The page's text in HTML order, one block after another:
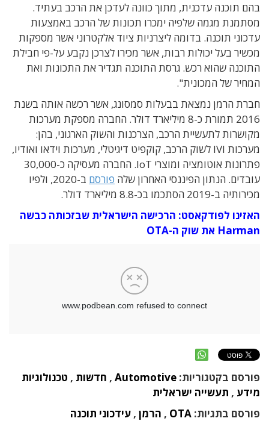
בהם תוכנה עדכנית, מתוך כוונה לעדכן את הרכב בעתיד.
מסתמנת מגמה שלפיה ימכרו תכונות של הרכב באמצעות
עדכוני תוכנה. בדומה ליצרניות ציוד אלקטרוני אשר מספקות
מכשיר בעל יכולות רבות, אשר מכירו לצרכן נקבע על-פי חבילת
התוכנה שהוא רכש. גרסת התוכנה תגדיר את התכונות ואת
המחיר של המכונית".
חברת הרמן נמצאת בבעלות סמסונג, אשר רכשה אותה בשנת
2016 תמורת כ-8 מיליארד דולר. החברה מספקת מערכות
מקושרות לתעשיית הרכב, הצרכנות והשוק הארגוני, בהן:
מערכות IVI לשוק הרכב, קוקפיט דיגיטלי, מערכות וידאו ואודיו,
פתרונות אוטומציה ומוצרי IoT
. החברה מעסיקה כ-30,000
עובדים. הנתון הפיננסי האחרון שלה פורסם
ב-2020, ולפיו
מכירותיה ב-2019 הסתכמו בכ-8.8 מיליארד דולר.
האזינו לפודקאסט: הרכישה הישראלית שבזכותה כבשה
Harman את שוק ה-OTA
פורסם בקטגוריות: Automotive
, חדשות , טכנולוגיות
מידע , תעשייה ישראלית
פורסם בתגיות: OTA
, הרמן , עידכוני תוכנה